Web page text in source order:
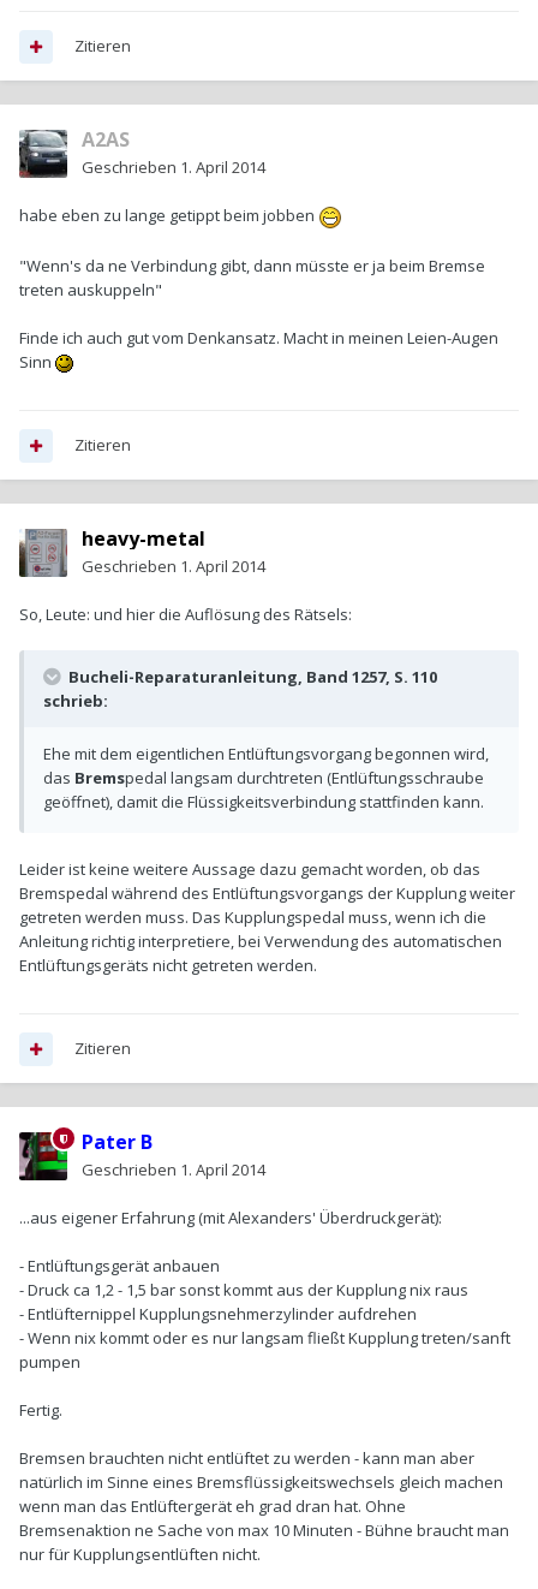
Zitieren
A2AS
Geschrieben 1. April 2014
habe eben zu lange getippt beim jobben
"Wenn's da ne Verbindung gibt, dann müsste er ja beim Bremse
treten auskuppeln"
Finde ich auch gut vom Denkansatz. Macht in meinen Leien-Augen
Sinn
Zitieren
heavy-metal
Geschrieben 1. April 2014
So, Leute: und hier die Auflösung des Rätsels:
Bucheli-Reparaturanleitung, Band 1257, S. 110
schrieb:
Ehe mit dem eigentlichen Entlüftungsvorgang begonnen wird,
das Bremspedal langsam durchtreten (Entlüftungsschraube
geöffnet), damit die Flüssigkeitsverbindung stattfinden kann.
Leider ist keine weitere Aussage dazu gemacht worden, ob das
Bremspedal während des Entlüftungsvorgangs der Kupplung weiter
getreten werden muss. Das Kupplungspedal muss, wenn ich die
Anleitung richtig interpretiere, bei Verwendung des automatischen
Entlüftungsgeräts nicht getreten werden.
Zitieren
Pater B
Geschrieben 1. April 2014
...aus eigener Erfahrung (mit Alexanders' Überdruckgerät):
- Entlüftungsgerät anbauen
- Druck ca 1,2 - 1,5 bar sonst kommt aus der Kupplung nix raus
- Entlüfternippel Kupplungsnehmerzylinder aufdrehen
- Wenn nix kommt oder es nur langsam fließt Kupplung treten/sanft
pumpen
Fertig.
Bremsen brauchten nicht entlüftet zu werden - kann man aber
natürlich im Sinne eines Bremsflüssigkeitswechsels gleich machen
wenn man das Entlüftergerät eh grad dran hat. Ohne
Bremsenaktion ne Sache von max 10 Minuten - Bühne braucht man
nur für Kupplungsentlüften nicht.